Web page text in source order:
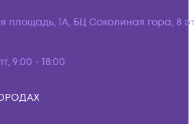
площадь, 1А, БЦ Соколиная гора, 8
9:00 - 18:00